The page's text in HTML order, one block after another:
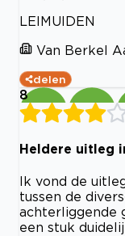
LEIMUIDEN
Van Berkel
delen
8
Heldere uitleg
Ik vond de
tussen de
achterliggende
een stuk